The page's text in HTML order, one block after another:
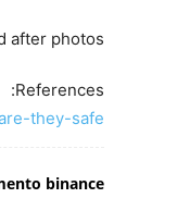
after photos
References:
they-safe/
binance